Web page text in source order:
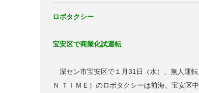
ロボタクシー
宝安区で商業化試運転
深セン市宝安区で１月31日（水）、無人運
Ｎ ＴＩＭＥ）のロボタクシーは前海、宝安区